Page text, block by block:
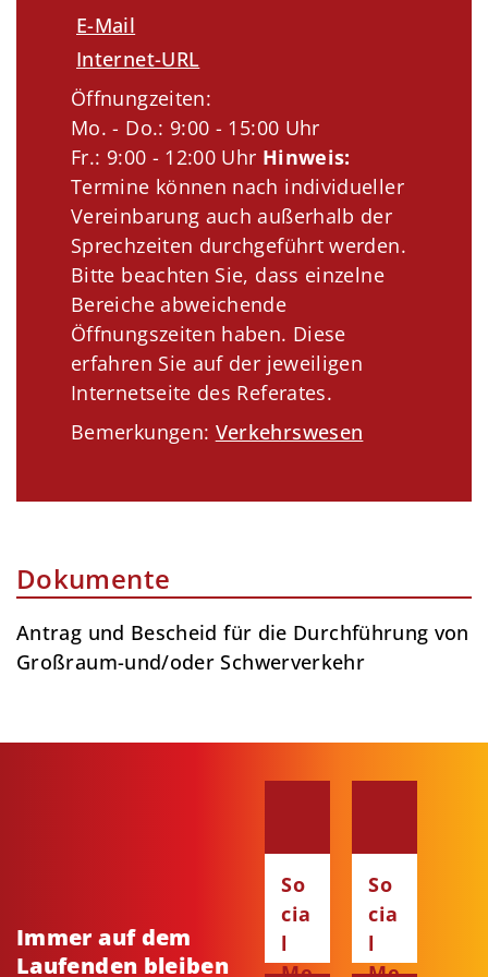
E-Mail
Internet-URL
Öffnungzeiten:
Mo. - Do.: 9:00 - 15:00 Uhr
Fr.: 9:00 - 12:00 Uhr Hinweis:
Termine können nach individueller
Vereinbarung auch außerhalb der
Sprechzeiten durchgeführt werden.
Bitte beachten Sie, dass einzelne
Bereiche abweichende
Öffnungszeiten haben. Diese
erfahren Sie auf der jeweiligen
Internetseite des Referates.
Bemerkungen: Verkehrswesen
Dokumente
Antrag und Bescheid für die Durchführung von
Großraum-und/oder Schwerverkehr
Immer auf dem
Laufenden bleiben
So
cia
l
So
cia
l